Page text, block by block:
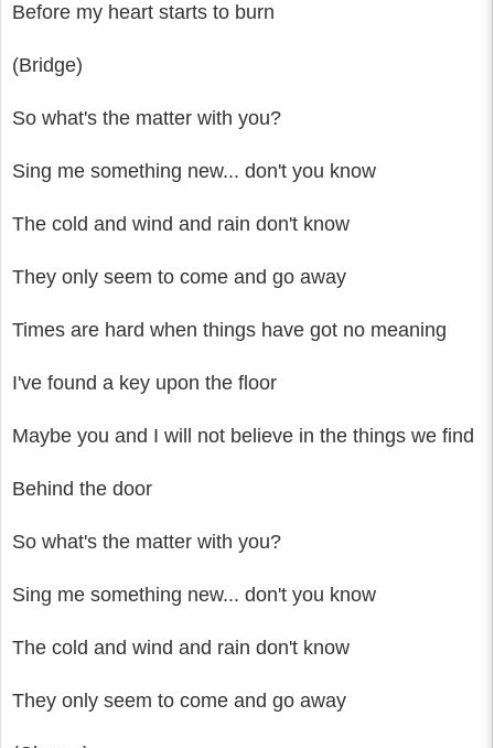
Before my heart starts to burn
(Bridge)
So what's the matter with you?
Sing me something new... don't you know
The cold and wind and rain don't know
They only seem to come and go away
Times are hard when things have got no meaning
I've found a key upon the floor
Maybe you and I will not believe in the things we find
Behind the door
So what's the matter with you?
Sing me something new... don't you know
The cold and wind and rain don't know
They only seem to come and go away